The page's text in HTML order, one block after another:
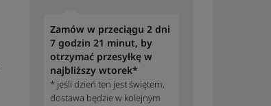
Zamów w przeciągu 2 dni
7 godzin 21 minut, by
otrzymać przesyłkę w
najbliższy wtorek*
* jeśli dzień ten jest świętem,
dostawa będzie w kolejnym